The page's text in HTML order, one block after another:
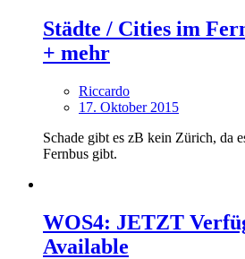
Städte / Cities im
+ mehr
Riccardo
17. Oktober 2015
Schade gibt es zB kein Zürich, da
Fernbus gibt.
WOS4: JETZT
Available